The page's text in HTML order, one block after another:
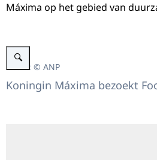
Máxima op het gebied van
Vergroot afbeelding Koningin Máxima
Beeld: © ANP
Koningin Máxima bezoekt